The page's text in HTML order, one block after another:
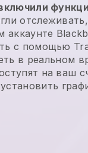
аккаунте
с помощью
в реальном
на ваш